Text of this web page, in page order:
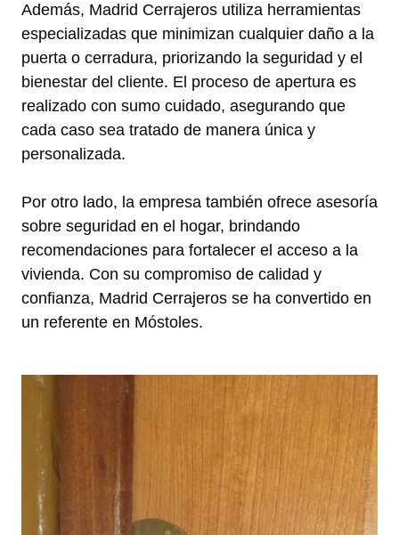
Además, Madrid Cerrajeros utiliza herramientas
especializadas que minimizan cualquier daño a la
puerta o cerradura, priorizando la seguridad y el
bienestar del cliente. El proceso de apertura es
realizado con sumo cuidado, asegurando que
cada caso sea tratado de manera única y
personalizada.
Por otro lado, la empresa también ofrece asesoría
sobre seguridad en el hogar, brindando
recomendaciones para fortalecer el acceso a la
vivienda. Con su compromiso de calidad y
confianza, Madrid Cerrajeros se ha convertido en
un referente en Móstoles.